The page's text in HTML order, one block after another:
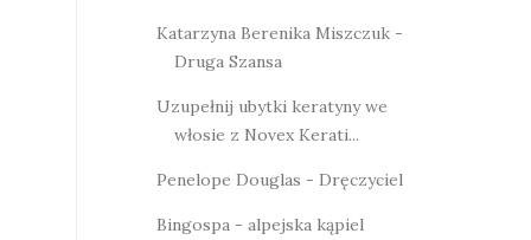
Katarzyna Berenika Miszczuk -
Druga Szansa
Uzupełnij ubytki keratyny we
włosie z Novex Kerati...
Penelope Douglas - Dręczyciel
Bingospa - alpejska kąpiel